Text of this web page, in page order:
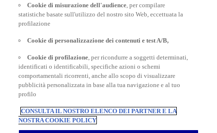
INFORMAZIONI UTILI
Inter Partner Assistance S.A. Compagnia di Assicurazioni e Riassicurazioni
Cookie di misurazione dell'audience, per compilare
statistiche basate sull'utilizzo del nostro sito Web, eccettuata la
profilazione
Cookie di personalizzazione dei contenuti e test A/B,
Cookie di profilazione, per ricondurre a soggetti determinati,
identificati o identificabili, specifiche azioni o schemi
comportamentali ricorrenti, anche allo scopo di visualizzare
pubblicità personalizzata in base alla tua navigazione e al tuo
profilo
CONSULTA IL NOSTRO ELENCO DEI PARTNER E LA
NOSTRA COOKIE POLICY